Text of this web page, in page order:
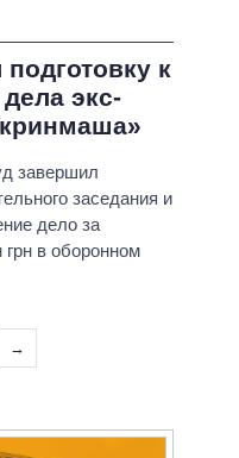
к
экс-
завершил
заседания и
дело за
грн в оборонном
→